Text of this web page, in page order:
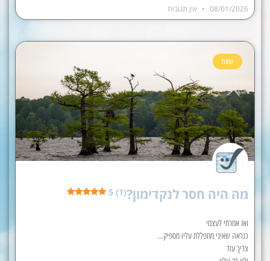
08/01/2026 אין תגובות
שמות
מה היה חסר לנקדימון?5 (1)
ואז אמרתי לעצמי
כנראה שאיני מתפללת עליו מספיק…
צריך עוד